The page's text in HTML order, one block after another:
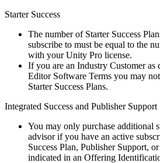
Starter Success
The number of Starter Success
subscribe to must be equal to the
with your Unity Pro license.
If you are an Industry Customer
Editor Software Terms you may
Starter Success Plans.
Integrated Success and Publisher Support
You may only purchase additional
advisor if you have an active
Success Plan, Publisher Support,
indicated in an Offering